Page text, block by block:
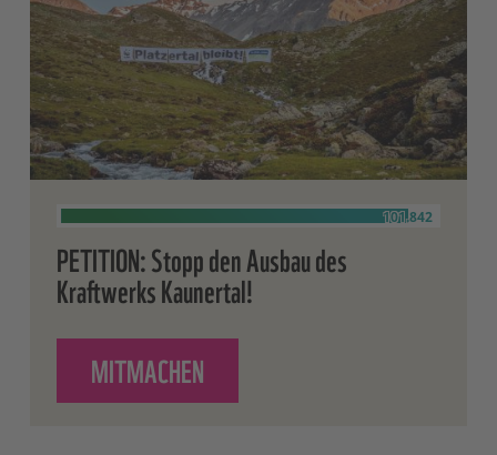
101.842
PETITION: Stopp den Ausbau des
Kraftwerks Kaunertal!
MITMACHEN